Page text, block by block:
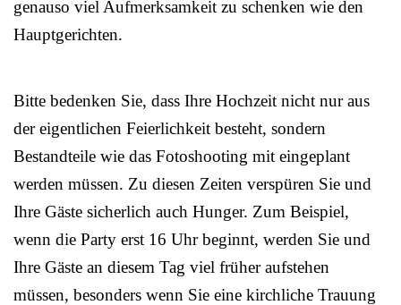
genauso viel Aufmerksamkeit zu schenken wie den
Hauptgerichten.
Bitte bedenken Sie, dass Ihre Hochzeit nicht nur aus
der eigentlichen Feierlichkeit besteht, sondern
Bestandteile wie das Fotoshooting mit eingeplant
werden müssen. Zu diesen Zeiten verspüren Sie und
Ihre Gäste sicherlich auch Hunger. Zum Beispiel,
wenn die Party erst 16 Uhr beginnt, werden Sie und
Ihre Gäste an diesem Tag viel früher aufstehen
müssen, besonders wenn Sie eine kirchliche Trauung